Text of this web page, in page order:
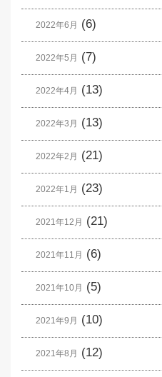
2022年6月 (6)
2022年5月 (7)
2022年4月 (13)
2022年3月 (13)
2022年2月 (21)
2022年1月 (23)
2021年12月 (21)
2021年11月 (6)
2021年10月 (5)
2021年9月 (10)
2021年8月 (12)